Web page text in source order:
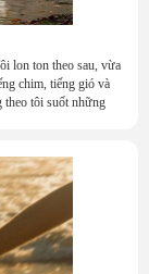
lon ton theo sau, vừa
chim, tiếng gió và
theo tôi suốt những